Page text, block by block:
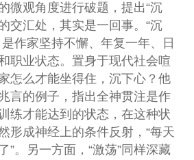
观角度进行破题，提出“沉
交汇处，其实是一回事。“沉
作家坚持不懈、年复一年、日
职业状态。置身于现代社会喧
怎么才能坐得住，沉下心？他
言的例子，指出全神贯注是作
练才能达到的状态，在这种状
形成神经上的条件反射，“每天
”。另一方面，“激荡”同样深藏